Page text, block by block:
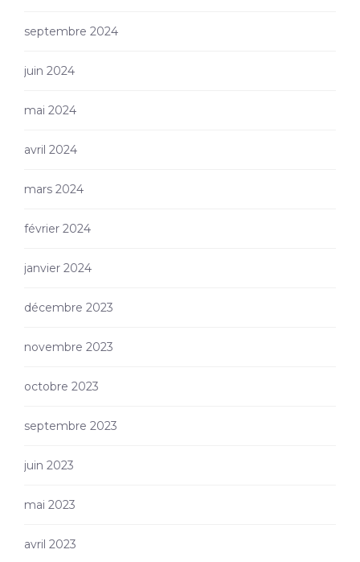
septembre 2024
juin 2024
mai 2024
avril 2024
mars 2024
février 2024
janvier 2024
décembre 2023
novembre 2023
octobre 2023
septembre 2023
juin 2023
mai 2023
avril 2023